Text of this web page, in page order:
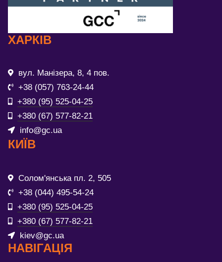
ХАРКІВ
вул. Манізера, 8, 4 пов.
+38 (057) 763-24-44
+380 (95) 525-04-25
+380 (67) 577-82-21
info@gc.ua
КИЇВ
Солом'янська пл. 2, 505
+38 (044) 495-54-24
+380 (95) 525-04-25
+380 (67) 577-82-21
kiev@gc.ua
НАВІГАЦІЯ